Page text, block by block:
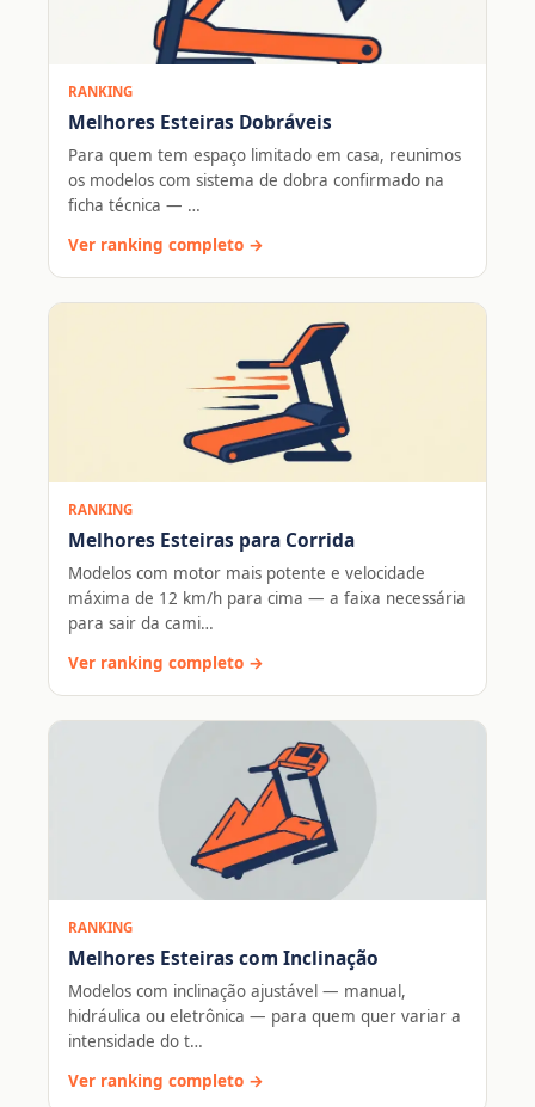
RANKING
Melhores Esteiras Dobráveis
Para quem tem espaço limitado em casa, reunimos
os modelos com sistema de dobra confirmado na
ficha técnica — …
Ver ranking completo →
RANKING
Melhores Esteiras para Corrida
Modelos com motor mais potente e velocidade
máxima de 12 km/h para cima — a faixa necessária
para sair da cami…
Ver ranking completo →
RANKING
Melhores Esteiras com Inclinação
Modelos com inclinação ajustável — manual,
hidráulica ou eletrônica — para quem quer variar a
intensidade do t…
Ver ranking completo →